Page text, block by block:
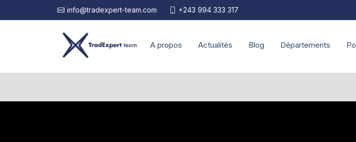
info@tradexpert-team.com +243 994 333 317
A propos Actualités Blog Départements